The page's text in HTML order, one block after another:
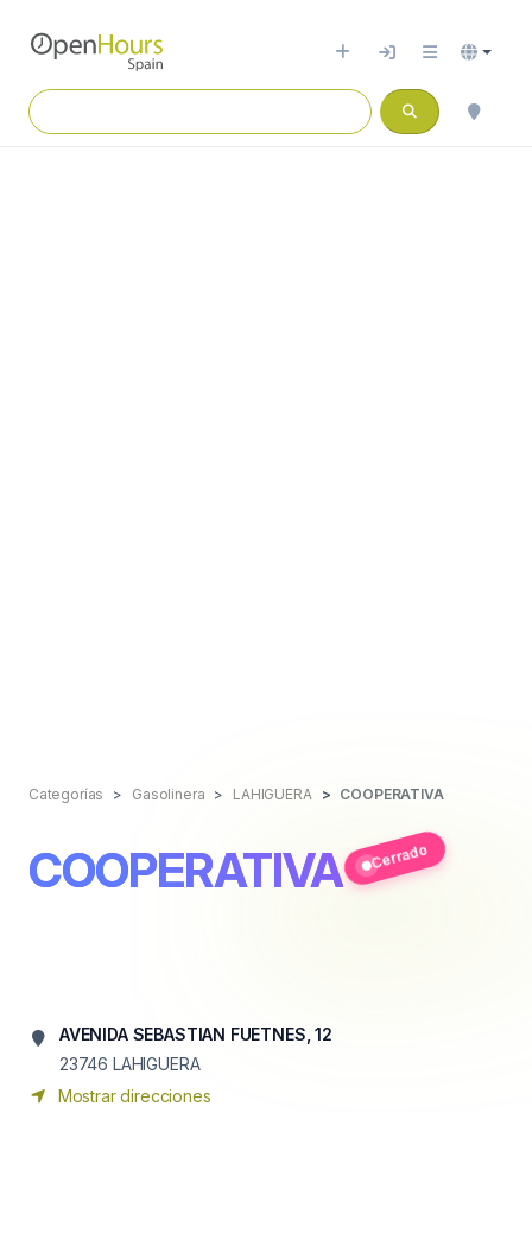
Categorías Gasolinera LAHIGUERA COOPERATIVA
COOPERATIVA Cerrado
AVENIDA SEBASTIAN FUETNES, 12
23746 LAHIGUERA
Mostrar direcciones